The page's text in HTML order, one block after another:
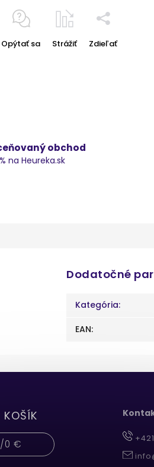
Opýtať sa Strážiť Zdieľať
obchod
na Heureka.sk
Dodatočné
Kategória:
EAN:
KOŠÍK
0 €